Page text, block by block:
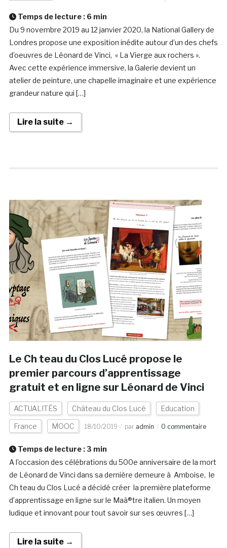
Temps de lecture : 6 min
Du 9 novembre 2019 au 12 janvier 2020, la National Gallery de
Londres propose une exposition inédite autour d’un des chefs
d’oeuvres de Léonard de Vinci, « La Vierge aux rochers ».
Avec cette expérience immersive, la Galerie devient un
atelier de peinture, une chapelle imaginaire et une expérience
grandeur nature qui […]
Lire la suite →
Le Ch teau du Clos Lucé propose le
premier parcours d’apprentissage
gratuit et en ligne sur Léonard de Vinci
ACTUALITÉS Château du Clos Lucé Education
France MOOC 18/10/2019 par admin 0 commentaire
Temps de lecture : 3 min
A l’occasion des célébrations du 500e anniversaire de la mort
de Léonard de Vinci dans sa dernière demeure à Amboise, le
Ch teau du Clos Lucé a décidé créer la première plateforme
d’apprentissage en ligne sur le Maà®tre italien. Un moyen
ludique et innovant pour tout savoir sur ses œuvres […]
Lire la suite →